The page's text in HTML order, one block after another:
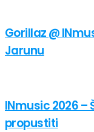
Gorillaz @
Jarunu
INmusic 2026 –
propustiti